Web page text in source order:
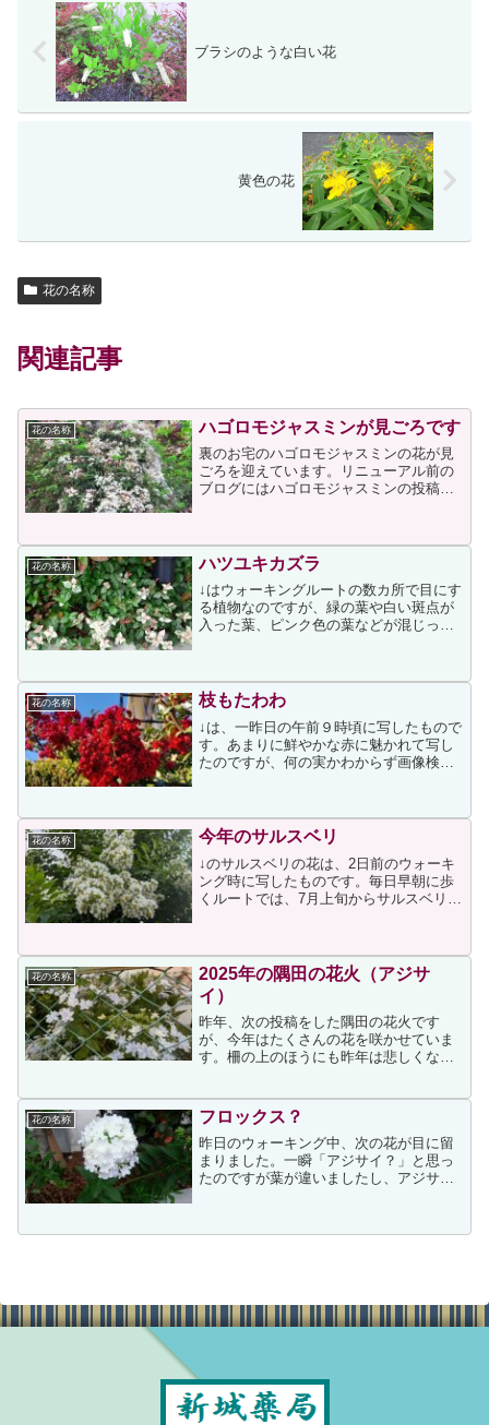
ブラシのような白い花
黄色の花
花の名称
関連記事
花の名称 ハゴロモジャスミンが見ごろです
裏のお宅のハゴロモジャスミンの花が見
ごろを迎えています。リニューアル前の
ブログにはハゴロモジャスミンの投稿が
にトラブルがあったのか、インポートさ
れていたのは2017年5...
花の名称 ハツユキカズラ
↓はウォーキングルートの数カ所で目にす
る植物なのですが、緑の葉や白い斑点が
入った葉、ピンク色の葉などが混じって
が、調べたところ常緑つる性低木だと知
りました。色の変化とハ...
花の名称 枝もたわわ
↓は、一昨日の午前９時頃に写したもので
す。あまりに鮮やかな赤に魅かれて写し
たのですが、何の実かわからず画像検索
で、帰宅後にピラカンサでネット検索し
たところ、次のページを見...
花の名称 今年のサルスベリ
↓のサルスベリの花は、2日前のウォーキ
ング時に写したものです。毎日早朝に歩
くルートでは、7月上旬からサルスベリの
たいと思っていたので...
花の名称
2025年の隅田の花火（アジサ
イ）
昨年、次の投稿をした隅田の花火です
が、今年はたくさんの花を咲かせていま
す。柵の上のほうにも昨年は悲しくなる
今年の状況から考えると昨年は手入れ如
何ではなく不作の年だったの...
花の名称 フロックス？
昨日のウォーキング中、次の花が目に留
まりました。一瞬「アジサイ？」と思っ
たのですが葉が違いましたし、アジサイ
け、フロックスに似ているように思いま